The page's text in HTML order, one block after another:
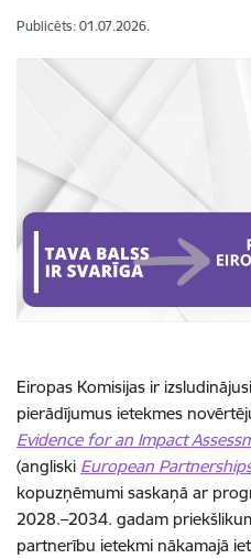
Publicēts: 01.07.2026.
Eiropas Komisijas ir
pierādījumus ietekmes
Evidence for an Impact
(angliski European
kopuzņēmumi saskaņā ar
2028.–2034. gadam
partnerību ietekmi nākamajā